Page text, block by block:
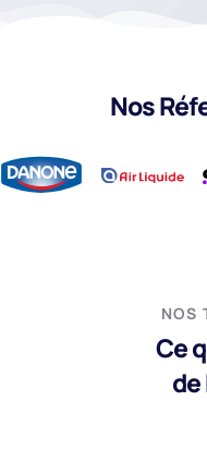
Nos
NOS
Ce